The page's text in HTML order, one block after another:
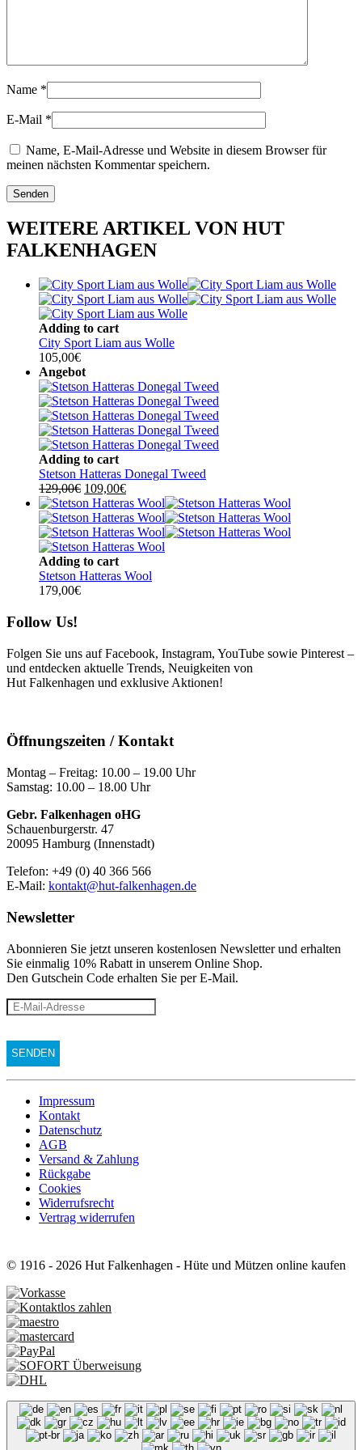
Name *
E-Mail *
Name, E-Mail-Adresse und Website in diesem Browser für
meinen nächsten Kommentar speichern.
WEITERE ARTIKEL VON HUT
FALKENHAGEN
Adding to cart
City Sport Liam aus Wolle
105,00€
Angebot
Adding to cart
Stetson Hatteras Donegal Tweed
129,00€ Ursprünglicher
Preis
war:
129,00€
109,00€Aktueller
Preis
ist:
109,00€.
Adding to cart
Stetson Hatteras Wool
179,00€
Follow Us!
Folgen Sie uns auf Facebook, Instagram, YouTube sowie Pinterest –
und entdecken aktuelle Trends, Neuigkeiten von
Hut Falkenhagen und exklusive Aktionen!
Öffnungszeiten / Kontakt
Montag – Freitag: 10.00 – 19.00 Uhr
Samstag: 10.00 – 18.00 Uhr
Gebr. Falkenhagen oHG
Schauenburgerstr. 47
20095 Hamburg (Innenstadt)
Telefon: +49 (0) 40 366 566
E-Mail: kontakt@hut-falkenhagen.de
Newsletter
Abonnieren Sie jetzt unseren kostenlosen Newsletter und erhalten
Sie einmalig 10% Rabatt in unserem Online Shop.
Den Gutschein Code erhalten Sie per E-Mail.
Impressum
Kontakt
Datenschutz
AGB
Versand & Zahlung
Rückgabe
Cookies
Widerrufsrecht
Vertrag widerrufen
© 1916 - 2026 Hut Falkenhagen - Hüte und Mützen online kaufen